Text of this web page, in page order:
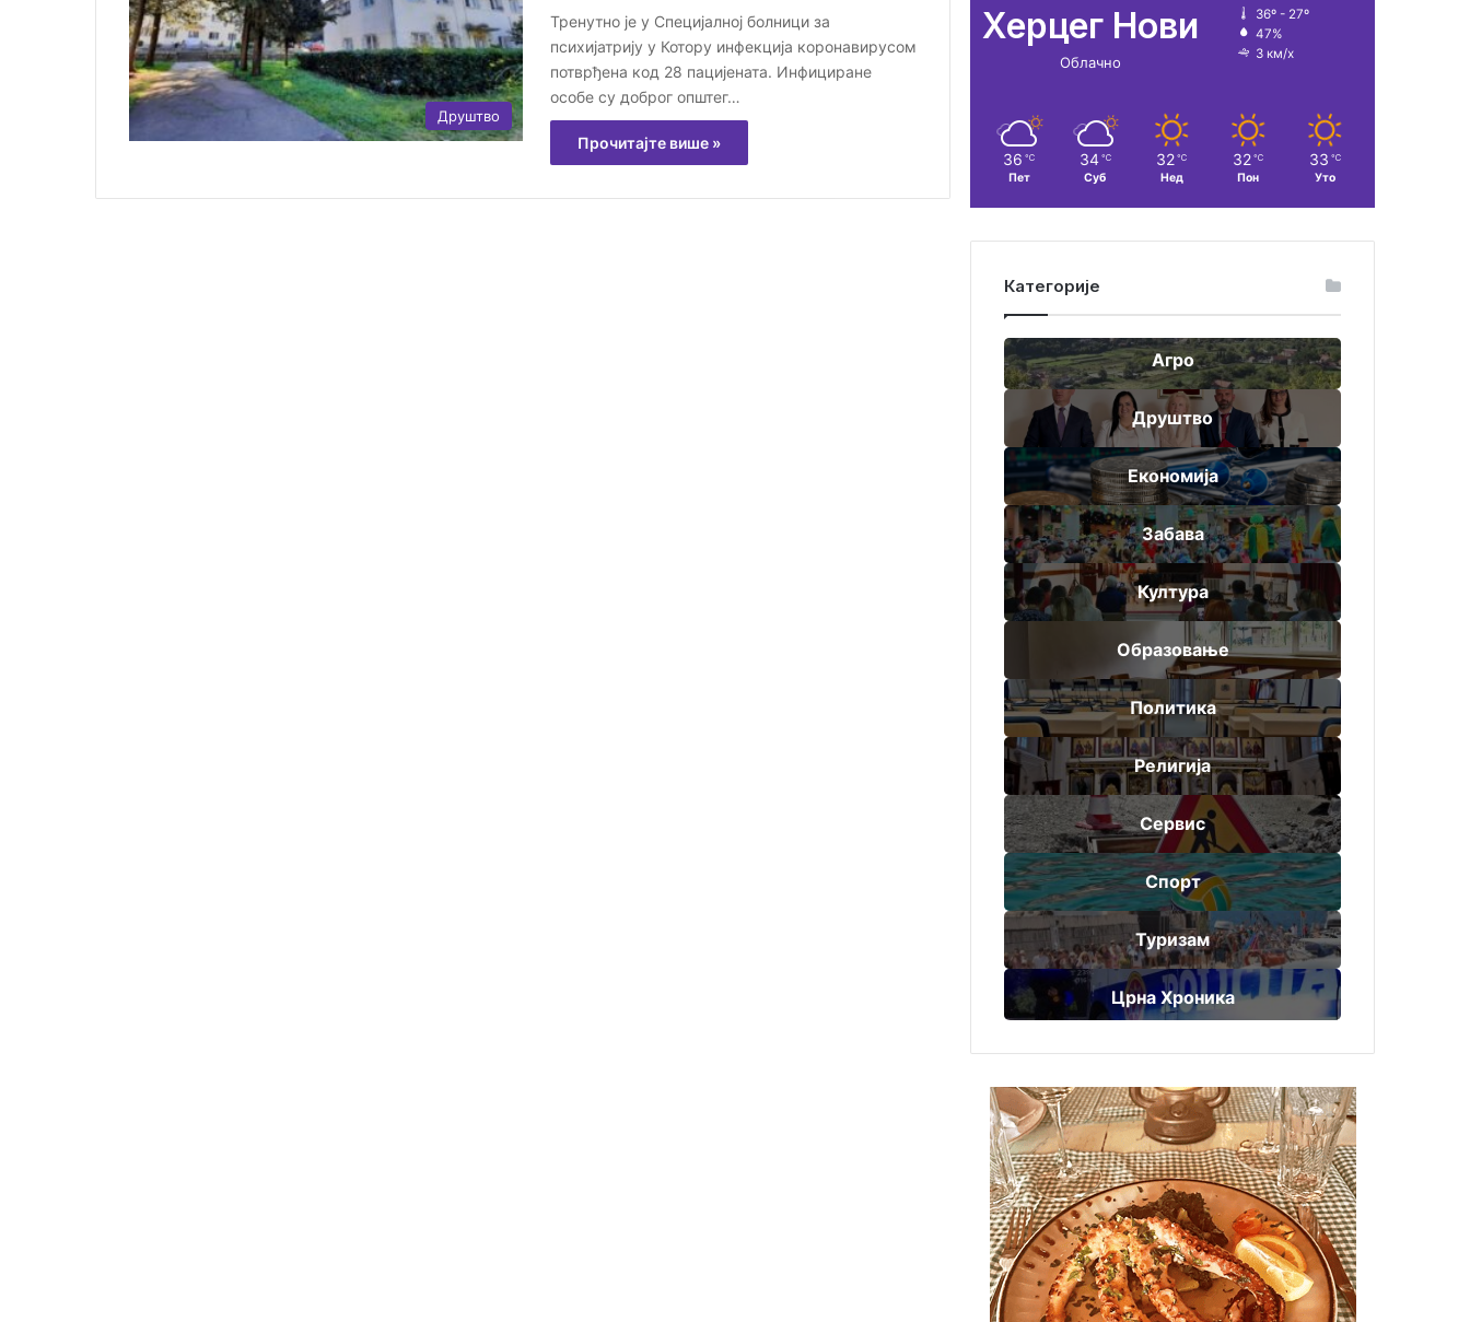
Друштво
Тренутно је у Специјалној болници за
психијатрију у Котору инфекција коронавирусом
потврђена код 28 пацијената. Инфициране
особе су доброг општег…
Прочитајте више »
Херцег Нови
Облачно
36º - 27º
47%
3 км/х
36 ℃
Пет
34 ℃
Суб
32 ℃
Нед
32 ℃
Пон
33 ℃
Уто
Категорије
Агро
Друштво
Економија
Забава
Култура
Образовање
Политика
Религија
Сервис
Спорт
Туризам
Црна Хроника